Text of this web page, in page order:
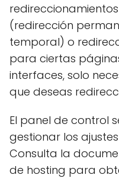
(redirección
temporal) o
para ciertas
interfaces, solo
que deseas
El panel de control
gestionar los
Consulta la
de hosting para